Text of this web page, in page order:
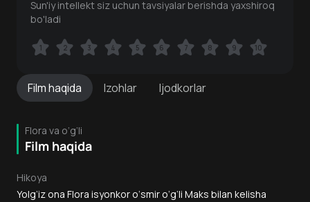
Filmhaqida Izohlar Ijodkorlar
Flora va o‘g‘li
Film haqida
Hikoya
Yolg‘iz ona Flora isyonkor o‘smir o‘g‘li Maks bilan kelisha
Sun'iy intellekt siz uchun tavsiyalar berishda yaxshiroq
bo'ladi
1 2 3 4 5 6 7 8 9 10
1 2 3 4 5 6 7 8 9 10